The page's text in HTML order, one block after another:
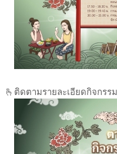
🫰ติดตามรายละเอียดกิจกร